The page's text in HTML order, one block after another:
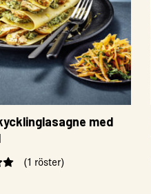
med
(1 röster)